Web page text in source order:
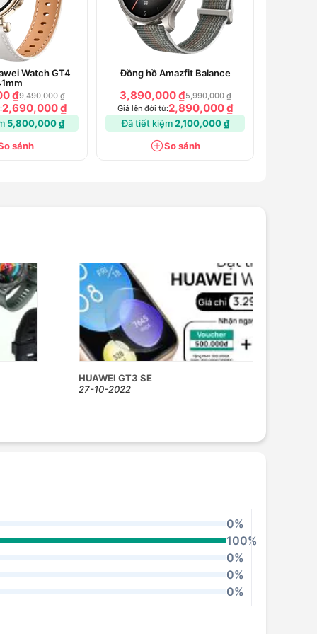
Watch GT4
₫9,490,000 ₫
2,690,000 ₫
5,800,000 ₫
sánh
Đồng hồ Amazfit Balance
3,890,000 ₫5,990,000 ₫
Giá lên đời từ:2,890,000 ₫
Đã tiết kiệm2,100,000 ₫
So sánh
HUAWEI GT3 SE
27-10-2022
0%
100%
0%
0%
0%